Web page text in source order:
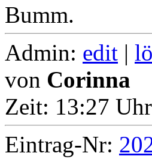
Bumm.
Admin: edit |
von Corinna
Zeit: 13:27
Eintrag-Nr: